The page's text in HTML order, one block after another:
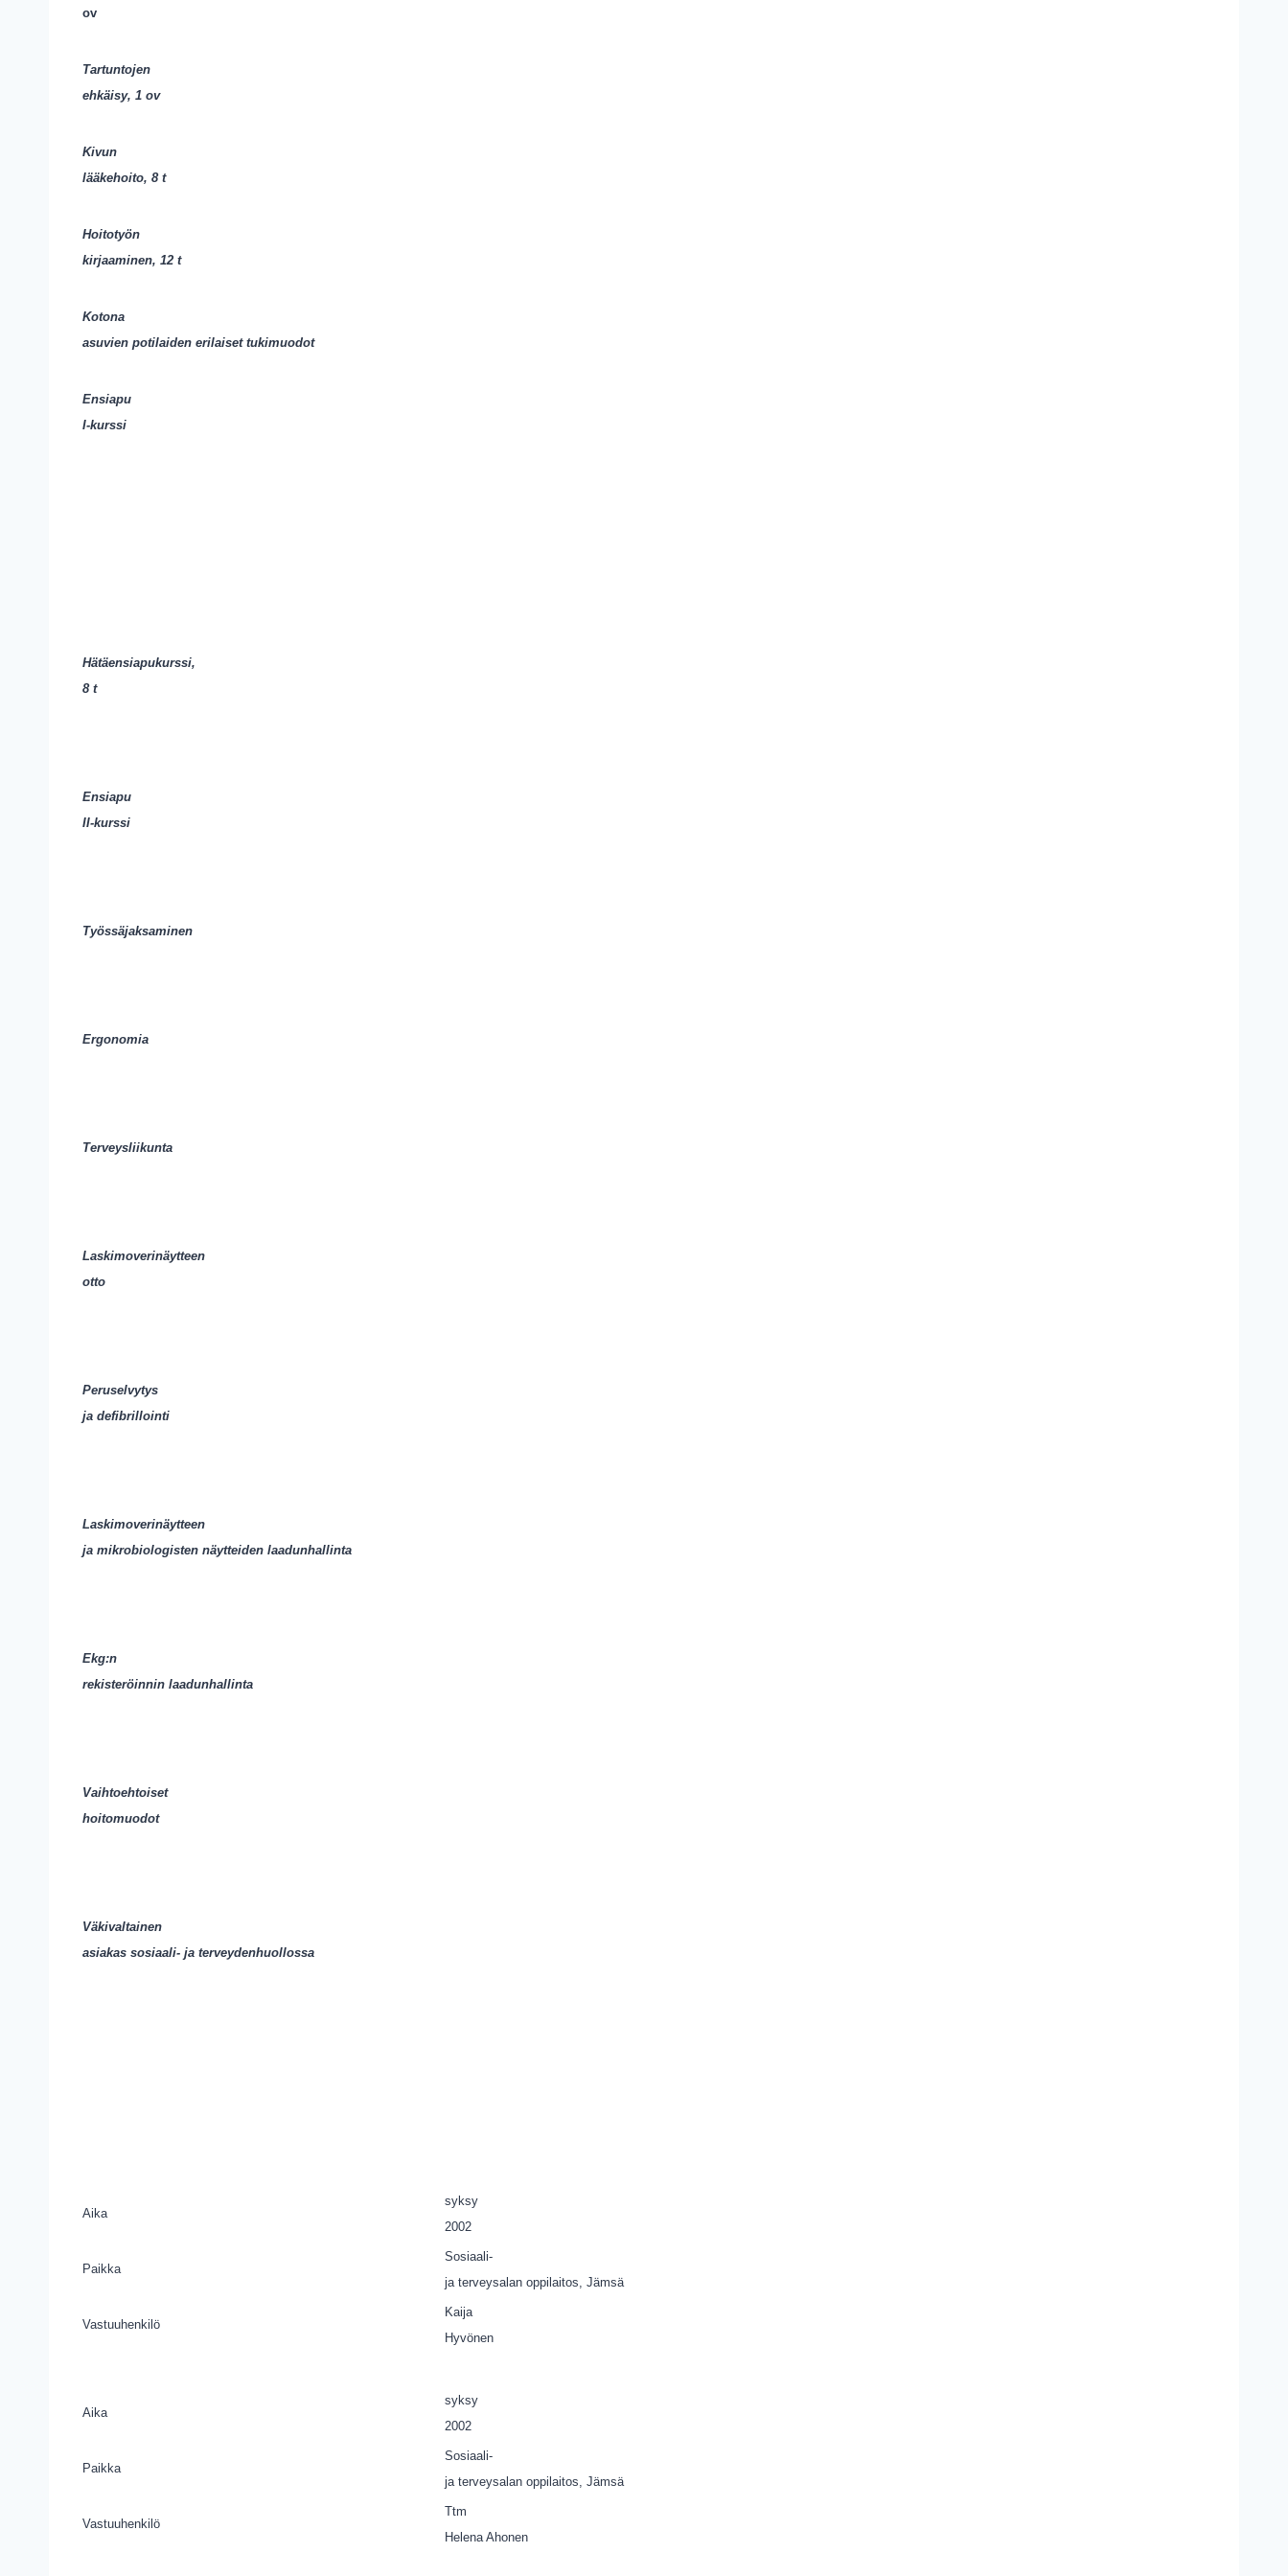
ov
Tartuntojen
ehkäisy, 1 ov
Kivun
lääkehoito, 8 t
Hoitotyön
kirjaaminen, 12 t
Kotona
asuvien potilaiden erilaiset tukimuodot
Ensiapu
I-kurssi
Hätäensiapukurssi,
8 t
Ensiapu
II-kurssi
Työssäjaksaminen
Ergonomia
Terveysliikunta
Laskimoverinäytteen
otto
Peruselvytys
ja defibrillointi
Laskimoverinäytteen
ja mikrobiologisten näytteiden laadunhallinta
Ekg:n
rekisteröinnin laadunhallinta
Vaihtoehtoiset
hoitomuodot
Väkivaltainen
asiakas sosiaali- ja terveydenhuollossa
Aika
syksy
2002
Paikka
Sosiaali-
ja terveysalan oppilaitos, Jämsä
Vastuuhenkilö
Kaija
Hyvönen
Aika
syksy
2002
Paikka
Sosiaali-
ja terveysalan oppilaitos, Jämsä
Vastuuhenkilö
Ttm
Helena Ahonen